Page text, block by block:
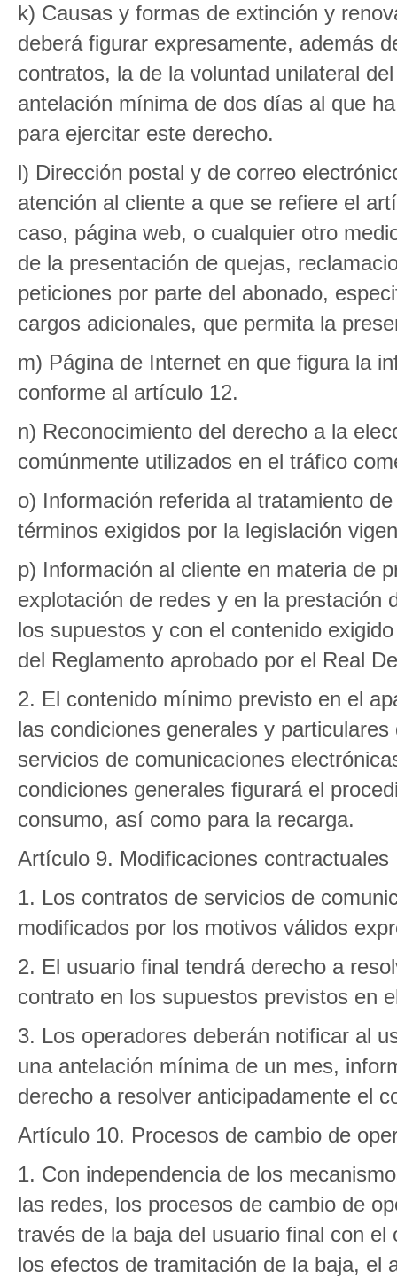
k) Causas y formas de extinción y
deberá figurar expresamente, además
contratos, la de la voluntad unilateral
antelación mínima de dos días al que
para ejercitar este derecho.
l) Dirección postal y de correo
atención al cliente a que se refiere el
caso, página web, o cualquier otro
de la presentación de quejas,
peticiones por parte del abonado,
cargos adicionales, que permita la
m) Página de Internet en que figura la
conforme al artículo 12.
n) Reconocimiento del derecho a la
comúnmente utilizados en el tráfico
o) Información referida al tratamiento
términos exigidos por la legislación
p) Información al cliente en materia de
explotación de redes y en la prestación
los supuestos y con el contenido
del Reglamento aprobado por el Real
2. El contenido mínimo previsto en el
las condiciones generales y
servicios de comunicaciones
condiciones generales figurará el
consumo, así como para la recarga.
Artículo 9. Modificaciones contractuales
1. Los contratos de servicios de
modificados por los motivos válidos
2. El usuario final tendrá derecho a
contrato en los supuestos previstos en
3. Los operadores deberán notificar al
una antelación mínima de un mes,
derecho a resolver anticipadamente el
Artículo 10. Procesos de cambio de
1. Con independencia de los
las redes, los procesos de cambio de
través de la baja del usuario final con
los efectos de tramitación de la baja, el